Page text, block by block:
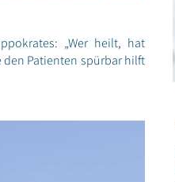
„Wer heilt, hat
den Patienten spürbar hilft